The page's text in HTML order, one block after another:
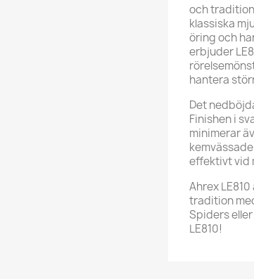
och
klassiska
öring och
erbjuder
hantera
Det
Finishen i
minimerar
effektivt vid
Ahrex
tradition
Spiders
LE810!